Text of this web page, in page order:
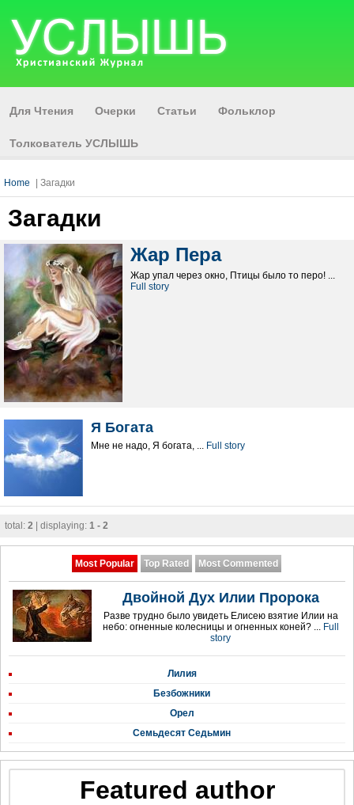
Для Чтения Очерки Статьи Фольклор
Толкователь УСЛЫШЬ
Home | Загадки
Загадки
Жар Пера
Жар упал через окно, Птицы было то перо! ...
Full story
Я Богата
Мне не надо, Я богата, ... Full story
total: 2 | displaying: 1 - 2
Most Popular Top Rated Most Commented
Двойной Дух Илии Пророка
Разве трудно было увидеть Елисею взятие Илии на
небо: огненные колесницы и огненных коней? ... Full
story
Лилия
Безбожники
Орел
Семьдесят Седьмин
Featured author